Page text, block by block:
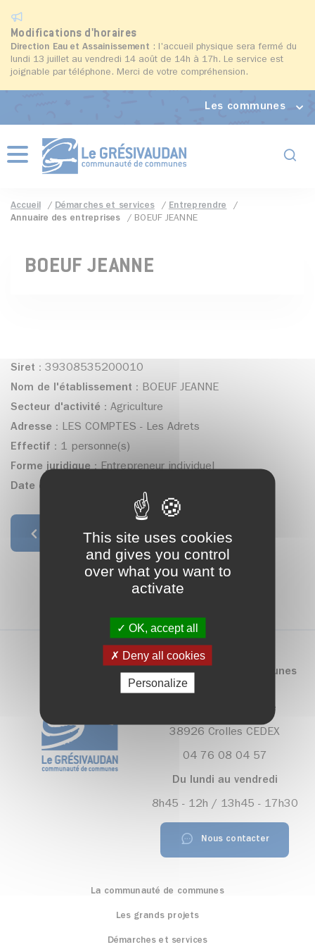
This site uses cookies
and gives you control
over what you want to
activate
OK, accept all
Deny all cookies
Personalize
Modifications d'horaires
Direction Eau et Assainissement : l'accueil physique sera fermé du
lundi 13 juillet au vendredi 14 août de 14h à 17h. Le service est
joignable par téléphone. Merci de votre compréhension.
Les communes
Menu
Accueil Démarches et services
Entreprendre
Annuaire des entreprises
BOEUF JEANNE
BOEUF JEANNE
Siret : 39308535200010
Nom de l'établissement : BOEUF JEANNE
Secteur d'activité : Agriculture
Adresse : LES COMPTES - Les Adrets
Effectif : 1 personne(s)
Forme juridique :Entrepreneur individuel
Date de création :
Retour à la liste
Communauté de communes
Le Grésivaudan
390, rue Henri Fabre
38926 Crolles CEDEX
04 76 08 04 57
Du lundi au vendredi
8h45 - 12h / 13h45 - 17h30
Nous contacter
La communauté de communes
Les grands projets
Démarches et services